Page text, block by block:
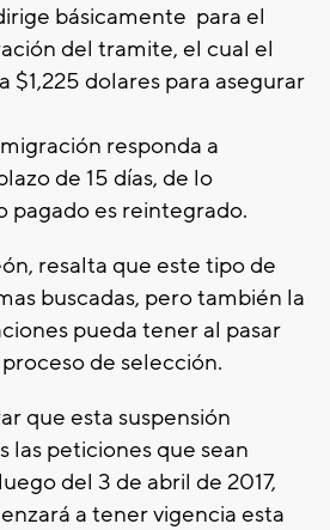
básicamente para el
del tramite, el cual el
$1,225 dolares para asegurar
responda a
de 15 días, de lo
es reintegrado.
resalta que este tipo de
buscadas, pero también la
pueda tener al pasar
de selección.
que esta suspensión
las peticiones que sean
del 3 de abril de 2017,
a tener vigencia esta